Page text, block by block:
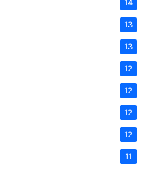
14
13
13
12
12
12
12
11